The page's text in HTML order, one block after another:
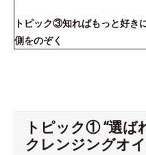
トピック③知ればもっと好き
側をのぞく
トピック① “選ば
クレンジングオ